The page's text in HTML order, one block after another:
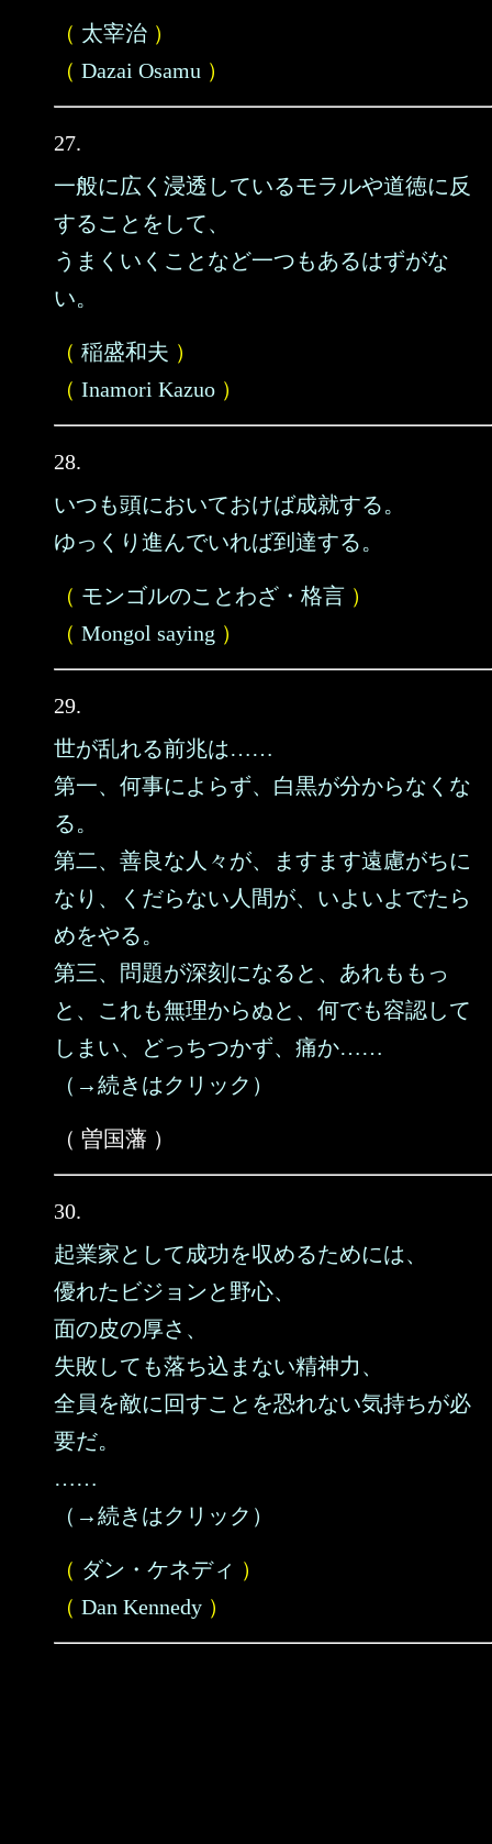
（ 太宰治 ）
（ Dazai Osamu ）
27.
一般に広く浸透しているモラルや道徳に反
することをして、
うまくいくことなど一つもあるはずがな
い。
（ 稲盛和夫 ）
（ Inamori Kazuo ）
28.
いつも頭においておけば成就する。
ゆっくり進んでいれば到達する。
（ モンゴルのことわざ・格言 ）
（ Mongol saying ）
29.
世が乱れる前兆は……
第一、何事によらず、白黒が分からなくな
る。
第二、善良な人々が、ますます遠慮がちに
なり、くだらない人間が、いよいよでたら
めをやる。
第三、問題が深刻になると、あれももっ
と、これも無理からぬと、何でも容認して
しまい、どっちつかず、痛か……
（→続きはクリック）
（ 曽国藩 ）
30.
起業家として成功を収めるためには、
優れたビジョンと野心、
面の皮の厚さ、
失敗しても落ち込まない精神力、
全員を敵に回すことを恐れない気持ちが必
要だ。
……
（→続きはクリック）
（ ダン・ケネディ ）
（ Dan Kennedy ）